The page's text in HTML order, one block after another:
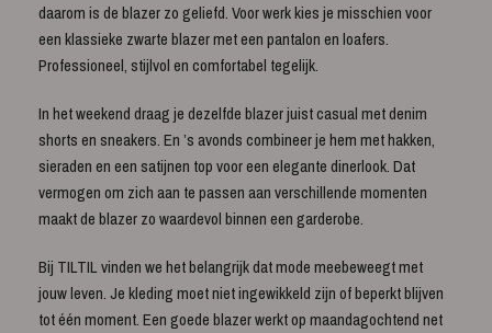
daarom is de blazer zo geliefd. Voor werk kies je misschien voor
een klassieke zwarte blazer met een pantalon en loafers.
Professioneel, stijlvol en comfortabel tegelijk.
In het weekend draag je dezelfde blazer juist casual met denim
shorts en sneakers. En ’s avonds combineer je hem met hakken,
sieraden en een satijnen top voor een elegante dinerlook. Dat
vermogen om zich aan te passen aan verschillende momenten
maakt de blazer zo waardevol binnen een garderobe.
Bij TILTIL vinden we het belangrijk dat mode meebeweegt met
jouw leven. Je kleding moet niet ingewikkeld zijn of beperkt blijven
tot één moment. Een goede blazer werkt op maandagochtend net